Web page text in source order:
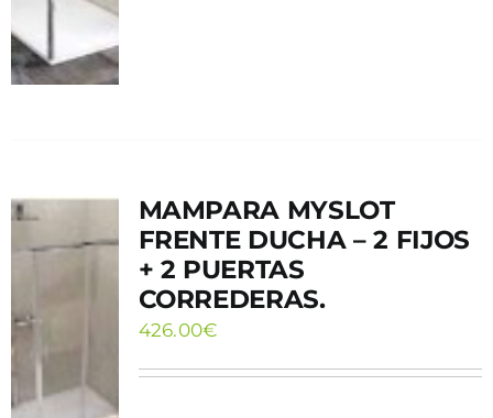
MAMPARA MYSLOT
FRENTE DUCHA – 2 FIJOS
+ 2 PUERTAS
CORREDERAS.
426.00€